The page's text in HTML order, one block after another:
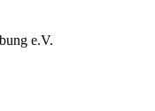
e.V.